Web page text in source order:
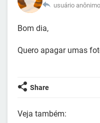
usuário
Bom dia,
Quero apagar umas
Share
Veja também: